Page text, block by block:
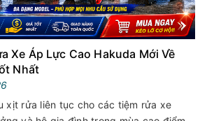
Xe Áp Lực Cao Hakuda Mới Về
Nhất
xịt rửa liên tục cho các tiệm rửa xe